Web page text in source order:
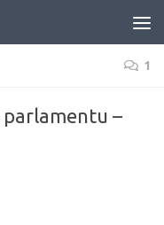
1
parlamentu –